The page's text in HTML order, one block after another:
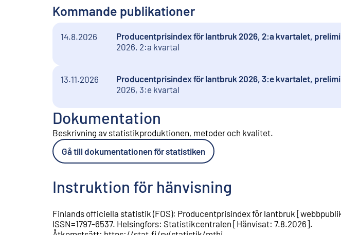
Kommande publikationer
14.8.2026
Producentprisindex för lantbruk 2026, 2:a kvartalet,
2026, 2:a kvartal
13.11.2026
Producentprisindex för lantbruk 2026, 3:e kvartalet,
2026, 3:e kvartal
Dokumentation
Beskrivning av statistikproduktionen, metoder och kvalitet.
Gå till dokumentationen för statistiken
Instruktion för hänvisning
Finlands officiella statistik (FOS): Producentprisindex för lantbruk [
ISSN=1797-6537. Helsingfors: Statistikcentralen [Hänvisat: 7.8.2026].